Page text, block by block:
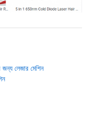
জন্য লেজার মেশিন